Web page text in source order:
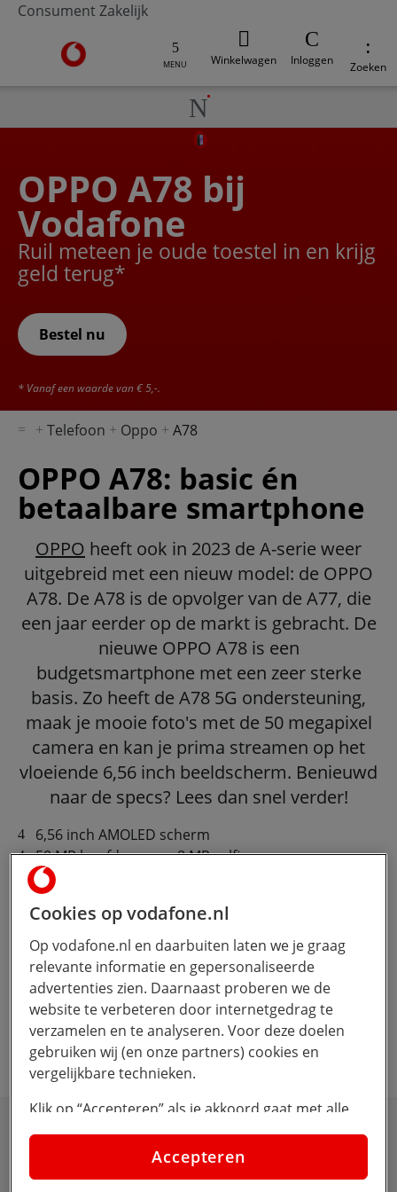
Consument Zakelijk
Ga naar de Vodafone homepage
MENU Winkelwagen Inloggen Zoeken
OPPO A78 bij
Vodafone
Ruil meteen je oude toestel in en krijg
geld terug*
Bestel nu
* Vanaf een waarde van € 5,-.
Telefoon Oppo A78
OPPO A78: basic én
betaalbare smartphone
OPPO heeft ook in 2023 de A-serie weer
uitgebreid met een nieuw model: de OPPO
A78. De A78 is de opvolger van de A77, die
een jaar eerder op de markt is gebracht. De
nieuwe OPPO A78 is een
budgetsmartphone met een zeer sterke
basis. Zo heeft de A78 5G ondersteuning,
maak je mooie foto's met de 50 megapixel
camera en kan je prima streamen op het
vloeiende 6,56 inch beeldscherm. Benieuwd
naar de specs? Lees dan snel verder!
6,56 inch AMOLED scherm
50 MP hoofdcamera, 8 MP selfie camera
128 GB opslaggeheugen, uitbreidbaar met Micro
SD
Gloednieuw ColorOS (Android 13)
besturingssysteem
Geselecteerde apparaat en sim-only ID's voor
carrousel zijn niet op voorraad
OPPO A78 specificaties
Cookies op vodafone.nl
Op vodafone.nl en daarbuiten laten we je graag
relevante informatie en gepersonaliseerde
advertenties zien. Daarnaast proberen we de
website te verbeteren door internetgedrag te
verzamelen en te analyseren. Voor deze doelen
gebruiken wij (en onze partners) cookies en
vergelijkbare technieken.
Klik op “Accepteren” als je akkoord gaat met alle
cookies. Kies je voor “Nee, liever niet”, dan
plaatsen we alleen strikt noodzakelijke cookies om
de website goed te laten werken. Dat betekent dat
Accepteren